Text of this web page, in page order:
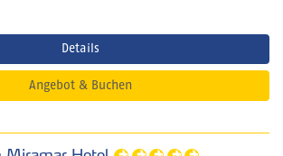
Details
Angebot & Buchen